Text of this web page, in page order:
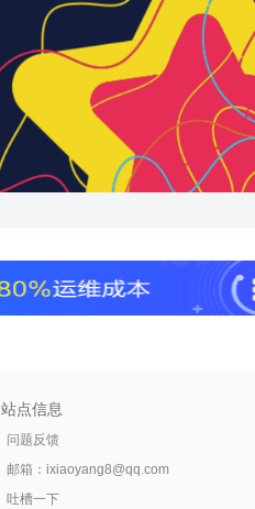
站点信息
问题反馈
邮箱： ixiaoyang8@qq.com
吐槽一下